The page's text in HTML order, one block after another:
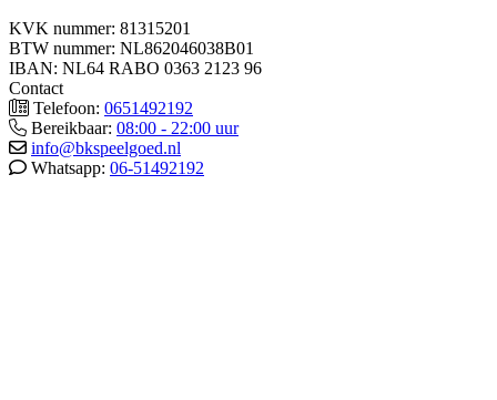
KVK nummer: 81315201
BTW nummer: NL862046038B01
IBAN: NL64 RABO 0363 2123 96
Contact
Telefoon: 0651492192
Bereikbaar: 08:00 - 22:00 uur
info@bkspeelgoed.nl
Whatsapp: 06-51492192